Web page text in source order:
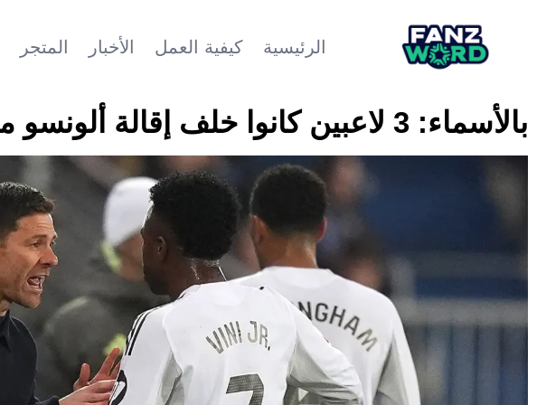
الرئيسية كيفية العمل الأخبار المتجر
بالأسماء: 3 لاعبين كانوا خلف إقالة ألونسو من ريال مدريد